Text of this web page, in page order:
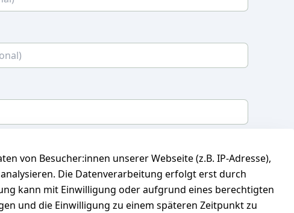
von Besucher:innen unserer Webseite (z.B. IP-Adresse),
Die Datenverarbeitung erfolgt erst durch
kann mit Einwilligung oder aufgrund eines berechtigten
und die Einwilligung zu einem späteren Zeitpunkt zu
dass ich die
meine Einwilligung jederzeit widerrufen.**
Newsletter abonnieren